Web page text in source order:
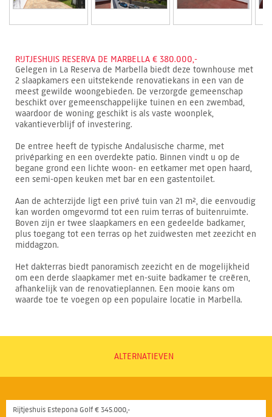
RIJTJESHUIS RESERVA DE MARBELLA € 380.000,-
Gelegen in La Reserva de Marbella biedt deze townhouse met
2 slaapkamers een uitstekende renovatiekans in een van de
meest gewilde woongebieden. De verzorgde gemeenschap
beschikt over gemeenschappelijke tuinen en een zwembad,
waardoor de woning geschikt is als vaste woonplek,
vakantieverblijf of investering.
De entree heeft de typische Andalusische charme, met
privéparking en een overdekte patio. Binnen vindt u op de
begane grond een lichte woon- en eetkamer met open haard,
een semi-open keuken met bar en een gastentoilet.
Aan de achterzijde ligt een privé tuin van 21 m², die eenvoudig
kan worden omgevormd tot een ruim terras of buitenruimte.
Boven zijn er twee slaapkamers en een gedeelde badkamer,
plus toegang tot een terras op het zuidwesten met zeezicht en
middagzon.
Het dakterras biedt panoramisch zeezicht en de mogelijkheid
om een derde slaapkamer met en-suite badkamer te creëren,
afhankelijk van de renovatieplannen. Een mooie kans om
waarde toe te voegen op een populaire locatie in Marbella.
ALTERNATIEVEN
Rijtjeshuis Estepona Golf € 345.000,-